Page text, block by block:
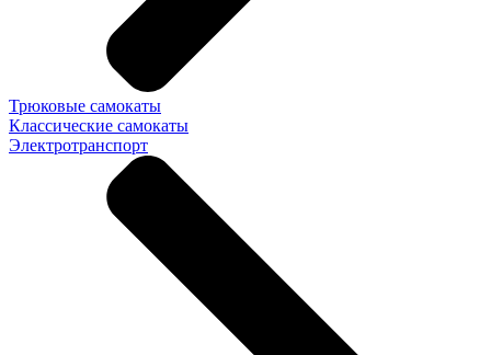
Трюковые самокаты
Классические самокаты
Электротранспорт